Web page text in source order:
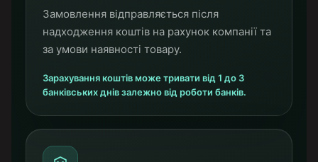
Замовлення відправляється після
надходження коштів на рахунок компанії та
за умови наявності товару.
Зарахування коштів може тривати від 1 до 3
банківських днів залежно від роботи банків.